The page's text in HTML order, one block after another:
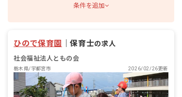
条件を追加
ひので保育園 ｜保育士の求人
社会福祉法人ともの会
栃木県/宇都宮市 2026/02/26更新